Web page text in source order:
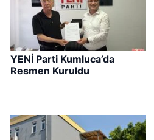
YENİ Parti Kumluca’da
Resmen Kuruldu